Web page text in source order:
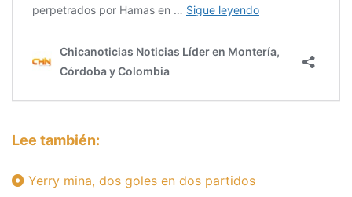
Lee también:
Yerry mina, dos goles en dos partidos